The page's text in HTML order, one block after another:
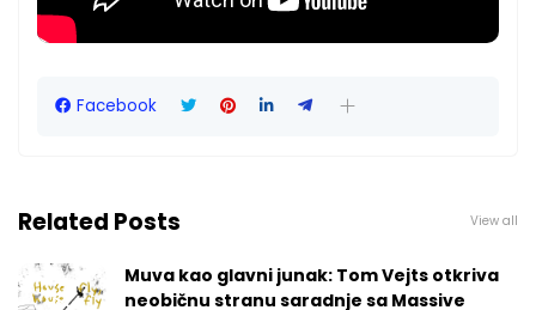
Facebook
Related Posts View all
Muva kao glavni junak: Tom Vejts otkriva
neobičnu stranu saradnje sa Massive